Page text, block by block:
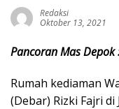
Redaksi
Oktober 13, 2021
Pancoran Mas
Rumah kediaman
(Debar) Rizki Fajri di